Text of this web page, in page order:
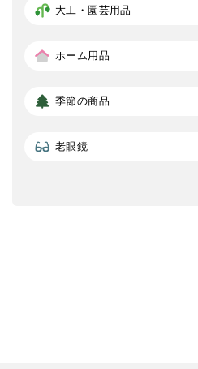
大工・園芸用品
ホーム用品
季節の商品
老眼鏡